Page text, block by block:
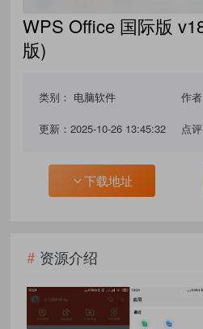
WPS Office 国际版
版)
类别： 电脑软件 作
更新：2025-10-26 13:45:32 点
下载地址
资源介绍